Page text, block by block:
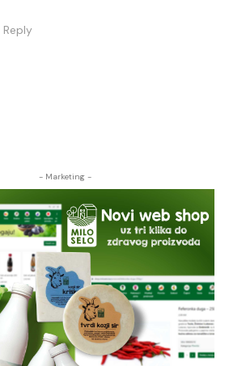
Reply
- Marketing -